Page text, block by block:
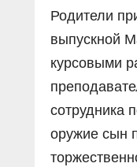
Родители
выпускной
курсовыми
сотрудника
оружие сын